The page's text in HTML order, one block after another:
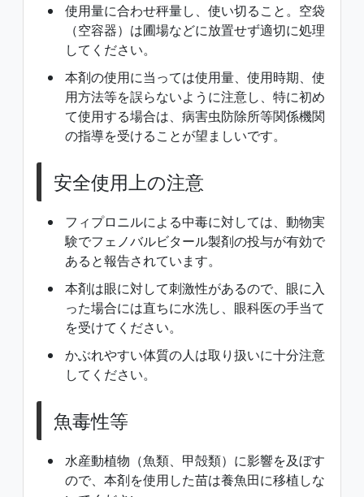
使用量に合わせ秤量し、使い切ること。空袋
（空容器）は圃場などに放置せず適切に処理
してください。
本剤の使用に当っては使用量、使用時期、使
用方法等を誤らないように注意し、特に初め
て使用する場合は、病害虫防除所等関係機関
の指導を受けることが望ましいです。
安全使用上の注意
フィプロニルによる中毒に対しては、動物実
験でフェノバルビタール製剤の投与が有効で
あると報告されています。
本剤は眼に対して刺激性があるので、眼に入
った場合には直ちに水洗し、眼科医の手当て
を受けてください。
かぶれやすい体質の人は取り扱いに十分注意
してください。
魚毒性等
水産動植物（魚類、甲殻類）に影響を及ぼす
ので、本剤を使用した苗は養魚田に移植しな